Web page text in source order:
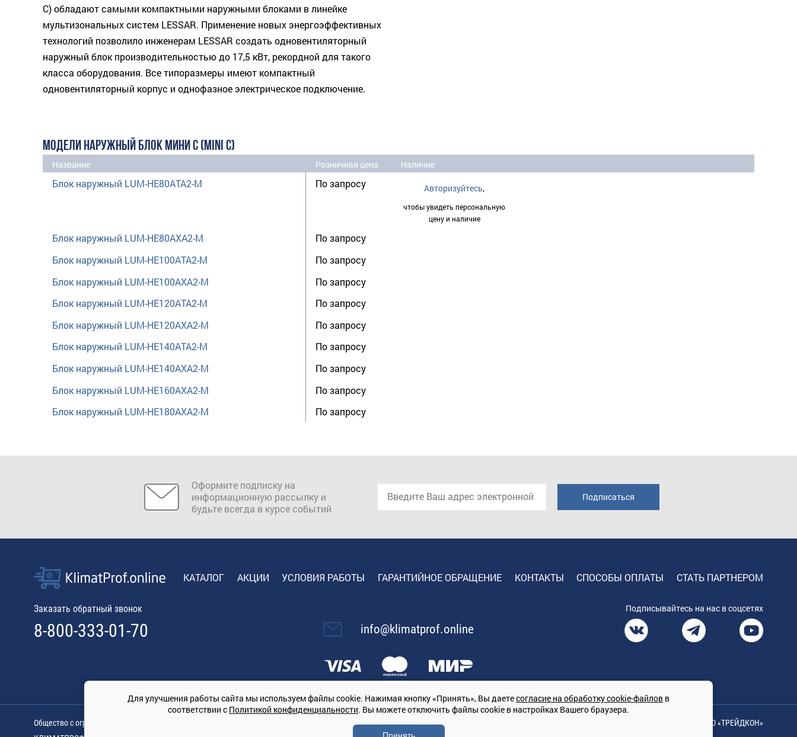
C) обладают самыми компактными наружными блоками в линейке
мультизональных систем LESSAR. Применение новых энергоэффективных
технологий позволило инженерам LESSAR создать одновентиляторный
наружный блок производительностью до 17,5 кВт, рекордной для такого
класса оборудования. Все типоразмеры имеют компактный
одновентиляторный корпус и однофазное электрическое подключение.
МОДЕЛИ НАРУЖНЫЙ БЛОК МИНИ С (MINI C)
Название Розничная цена Наличие
Блок наружный LUM-HE80ATA2-M По запросу Авторизуйтесь,
чтобы увидеть персональную
цену и наличие
Блок наружный LUM-HE80AXA2-M
По запросу
Блок наружный LUM-HE100ATA2-M
По запросу
Блок наружный LUM-HE100AXA2-M
По запросу
Блок наружный LUM-HE120ATA2-M
По запросу
Блок наружный LUM-HE120AXA2-M
По запросу
Блок наружный LUM-HE140ATA2-M
По запросу
Блок наружный LUM-HE140AXA2-M
По запросу
Блок наружный LUM-HE160AXA2-M
По запросу
Блок наружный LUM-HE180AXA2-M
По запросу
Оформите подписку на
информационную рассылку и
будьте всегда в курсе событий
КАТАЛОГ АКЦИИ УСЛОВИЯ РАБОТЫ ГАРАНТИЙНОЕ ОБРАЩЕНИЕ КОНТАКТЫ СПОСОБЫ ОПЛАТЫ СТАТЬ ПАРТНЕРОМ
Заказать обратный звонок
8-800-333-01-70 info@klimatprof.online
Подписывайтесь на нас в соцсетях
Общество с ограниченной ответственностью «ТРЕЙДКОН», ОГРН: 1167847364079, 197022, г. Санкт-Петербург, проспект Медиков, 7
© Сайт принадлежит ООО «ТРЕЙДКОН»
Для улучшения работы сайта мы используем файлы cookie. Нажимая кнопку «Принять», Вы даетесогласие на обработку cookie-файлов в
соответствии с Политикой конфиденциальности. Вы можете отключить файлы cookie в настройках Вашего браузера.